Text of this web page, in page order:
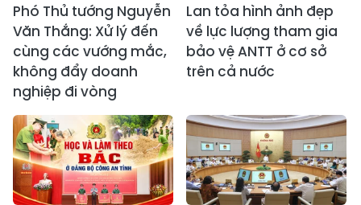
Phó Thủ tướng Nguyễn
Văn Thắng: Xử lý đến
cùng các vướng mắc,
không đẩy doanh
nghiệp đi vòng
Lan tỏa hình ảnh đẹp
về lực lượng tham gia
bảo vệ ANTT ở cơ sở
trên cả nước